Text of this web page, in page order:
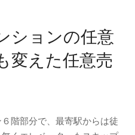
ションの任意
変えた任意売
階部分で、最寄駅からは徒